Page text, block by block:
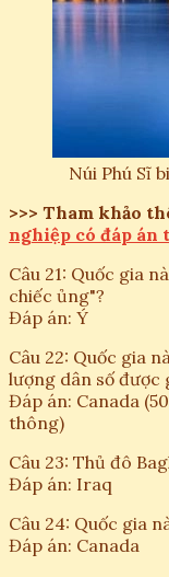
Núi Phú Sĩ
>>> Tham khảo
nghiệp có đáp án
Câu 21: Quốc gia
chiếc ủng"?
Đáp án: Ý
Câu 22: Quốc gia
lượng dân số được
Đáp án: Canada
thông)
Câu 23: Thủ đô
Đáp án: Iraq
Câu 24: Quốc gia
Đáp án: Canada